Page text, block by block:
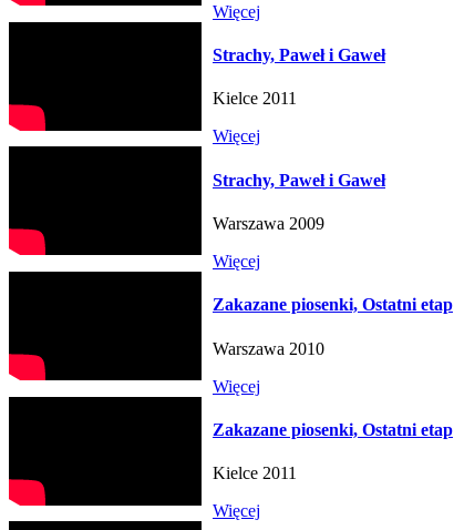
Więcej
Strachy, Paweł i Gaweł
Kielce 2011
Więcej
Strachy, Paweł i Gaweł
Warszawa 2009
Więcej
Zakazane piosenki, Ostatni etap
Warszawa 2010
Więcej
Zakazane piosenki, Ostatni etap
Kielce 2011
Więcej